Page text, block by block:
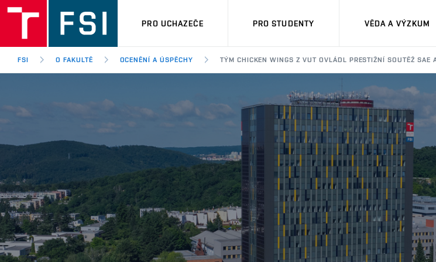
PRO UCHAZEČE PRO STUDENTY VĚDA A VÝZKUM
FSI O FAKULTĚ OCENĚNÍ A ÚSPĚCHY TÝM CHICKEN WINGS Z VUT OVLÁDL PRESTIŽNÍ SOUTĚŽ